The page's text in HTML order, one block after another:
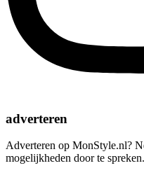
adverteren
Adverteren op MonStyle.nl?
mogelijkheden door te spreken.